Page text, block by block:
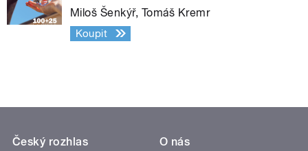
Miloš Šenkýř, Tomáš Kremr
Koupit
Český rozhlas
O nás